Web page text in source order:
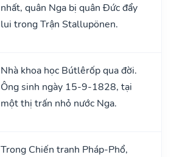
nhất, quân Nga bị quân Đức đẩy
lui trong Trận Stallupönen.
Nhà khoa học Bútlêrốp qua đời.
Ông sinh ngày 15-9-1828, tại
một thị trấn nhỏ nước Nga.
Trong Chiến tranh Pháp-Phổ,